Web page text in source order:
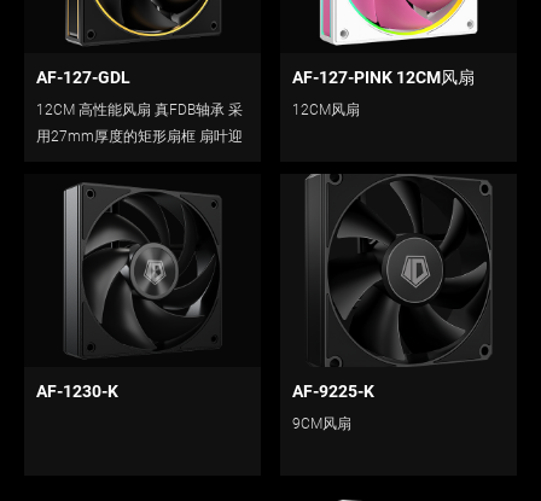
AF-127-GDL
12CM 高性能风扇 真FDB轴承 采
用27mm厚度的矩形扇框 扇叶迎
AF-127-PINK 12CM风扇
12CM风扇
AF-1230-K AF-9225-K
9CM风扇